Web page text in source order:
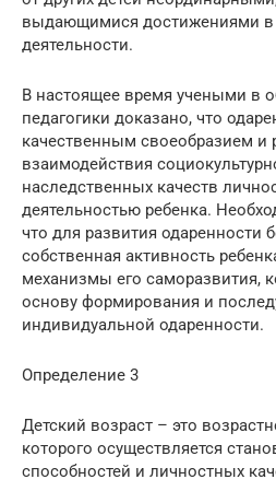
выдающимися достижениями
деятельности.
В настоящее время учеными в
педагогики доказано, что
качественным своеобразием и
взаимодействия
наследственных качеств
деятельностью ребенка.
что для развития одаренности
собственная активность
механизмы его саморазвития,
основу формирования и
индивидуальной одаренности.
Определение 3
Детский возраст – это
которого осуществляется
способностей и личностных